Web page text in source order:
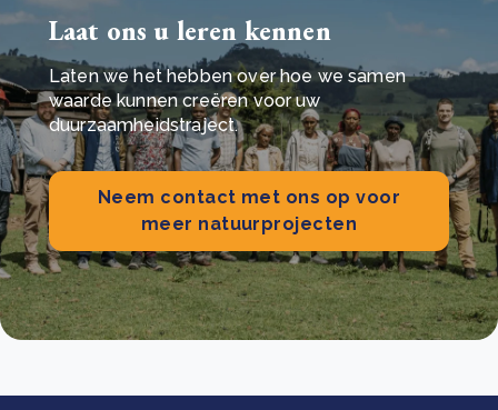
Laat ons u leren kennen
Laten we het hebben over hoe we samen
waarde kunnen creëren voor uw
duurzaamheidstraject.
Neem contact met ons op voor
meer natuurprojecten